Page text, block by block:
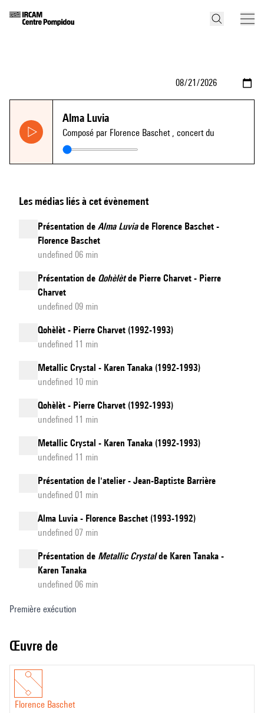
Alma Luvia
Composé par Florence Baschet , concert du
Les médias liés à cet évènement
Présentation de Alma Luviade Florence Baschet -
Florence Baschet
undefined 06 min
Présentation de Qohèlètde Pierre Charvet - Pierre
Charvet
undefined 09 min
Qohèlèt - Pierre Charvet (1992-1993)
undefined 11 min
Metallic Crystal - Karen Tanaka (1992-1993)
undefined 10 min
Qohèlèt - Pierre Charvet (1992-1993)
undefined 11 min
Metallic Crystal - Karen Tanaka (1992-1993)
undefined 11 min
Présentation de l'atelier - Jean-Baptiste Barrière
undefined 01 min
Alma Luvia - Florence Baschet (1993-1992)
undefined 07 min
Présentation de Metallic Crystalde Karen Tanaka -
Karen Tanaka
undefined 06 min
Première exécution
Œuvre de
Florence Baschet